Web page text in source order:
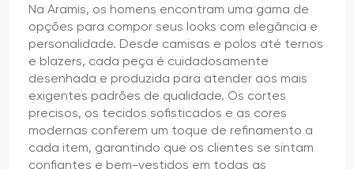
Na Aramis, os homens encontram uma gama de
opções para compor seus looks com elegância e
personalidade. Desde camisas e polos até ternos
e blazers, cada peça é cuidadosamente
desenhada e produzida para atender aos mais
exigentes padrões de qualidade. Os cortes
precisos, os tecidos sofisticados e as cores
modernas conferem um toque de refinamento a
cada item, garantindo que os clientes se sintam
confiantes e bem-vestidos em todas as